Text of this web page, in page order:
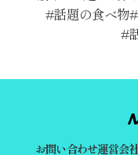
話題の食べ物
お問い合わせ運営会